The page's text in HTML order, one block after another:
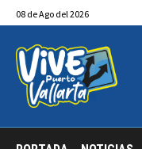
08 deAgo del 2026